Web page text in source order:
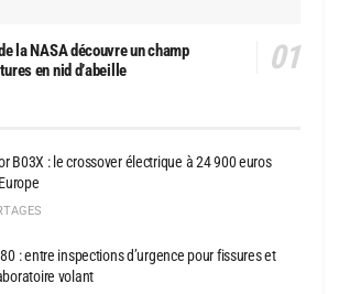
la NASA découvre un champ
en nid d’abeille
B03X : le crossover électrique à 24 900 euros
: entre inspections d’urgence pour fissures et
volant